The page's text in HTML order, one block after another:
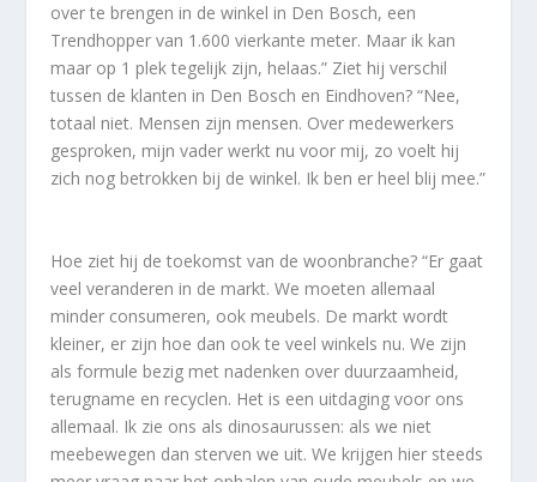
over te brengen in de winkel in Den Bosch, een
Trendhopper van 1.600 vierkante meter. Maar ik kan
maar op 1 plek tegelijk zijn, helaas.” Ziet hij verschil
tussen de klanten in Den Bosch en Eindhoven? “Nee,
totaal niet. Mensen zijn mensen. Over medewerkers
gesproken, mijn vader werkt nu voor mij, zo voelt hij
zich nog betrokken bij de winkel. Ik ben er heel blij mee.”
Hoe ziet hij de toekomst van de woonbranche? “Er gaat
veel veranderen in de markt. We moeten allemaal
minder consumeren, ook meubels. De markt wordt
kleiner, er zijn hoe dan ook te veel winkels nu. We zijn
als formule bezig met nadenken over duurzaamheid,
terugname en recyclen. Het is een uitdaging voor ons
allemaal. Ik zie ons als dinosaurussen: als we niet
meebewegen dan sterven we uit. We krijgen hier steeds